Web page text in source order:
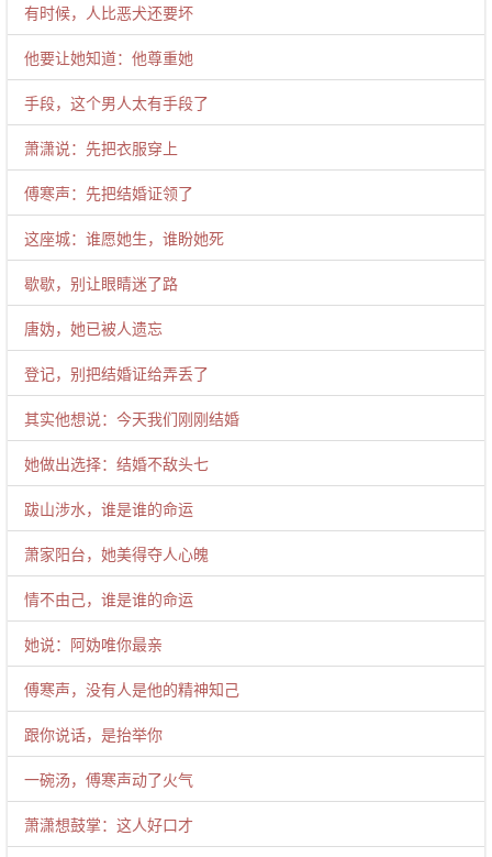
有时候，人比恶犬还要坏
他要让她知道：他尊重她
手段，这个男人太有手段了
萧潇说：先把衣服穿上
傅寒声：先把结婚证领了
这座城：谁愿她生，谁盼她死
歇歇，别让眼睛迷了路
唐妫，她已被人遗忘
登记，别把结婚证给弄丢了
其实他想说：今天我们刚刚结婚
她做出选择：结婚不敌头七
跋山涉水，谁是谁的命运
萧家阳台，她美得夺人心魄
情不由己，谁是谁的命运
她说：阿妫唯你最亲
傅寒声，没有人是他的精神知己
跟你说话，是抬举你
一碗汤，傅寒声动了火气
萧潇想鼓掌：这人好口才